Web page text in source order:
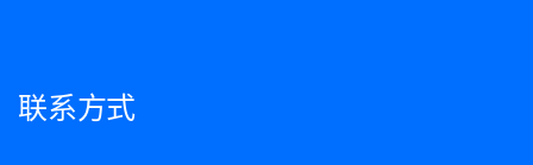
联系方式